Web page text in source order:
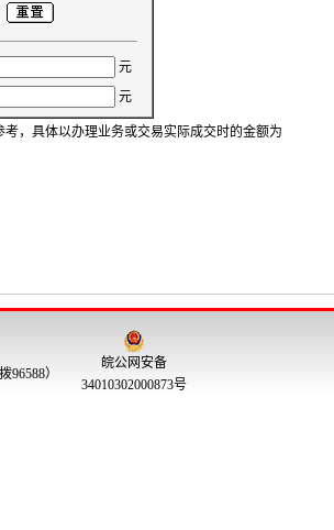
，具体以办理业务或交易实际成交时的金额为
）
皖公网安备
34010302000873号